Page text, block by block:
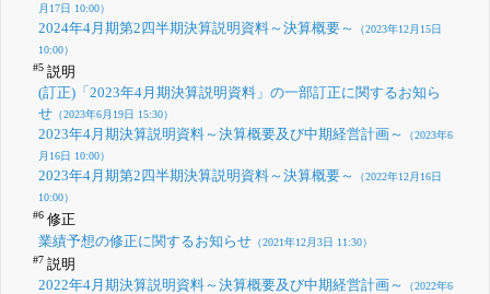
月17日 10:00）
2024年4月期第2四半期決算説明資料～決算概要～
（2023年12月15日
10:00）
#5説明
(訂正)「2023年4月期決算説明資料」の一部訂正に関するお知ら
せ（2023年6月19日 15:30）
2023年4月期決算説明資料～決算概要及び中期経営計画～
（2023年6
月16日 10:00）
2023年4月期第2四半期決算説明資料～決算概要～
（2022年12月16日
10:00）
#6修正
業績予想の修正に関するお知らせ（2021年12月3日 11:30）
#7 説明
2022年4月期決算説明資料～決算概要及び中期経営計画～
（2022年6